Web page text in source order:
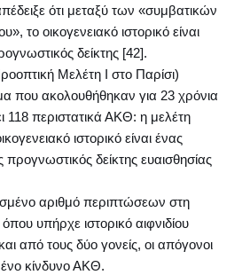
ότι μεταξύ των «συμβατικών
το οικογενειακό ιστορικό είναι
δείκτης [42].
Μελέτη Ι στο Παρίσι)
που ακολουθήθηκαν για 23 χρόνια
118 περιστατικά ΑΚΘ: η μελέτη
ιστορικό είναι ένας
προγνωστικός δείκτης ευαισθησίας
αριθμό περιπτώσεων στη
υπήρχε ιστορικό αιφνιδίου
από τους δύο γονείς, οι απόγονοι
κίνδυνο ΑΚΘ.